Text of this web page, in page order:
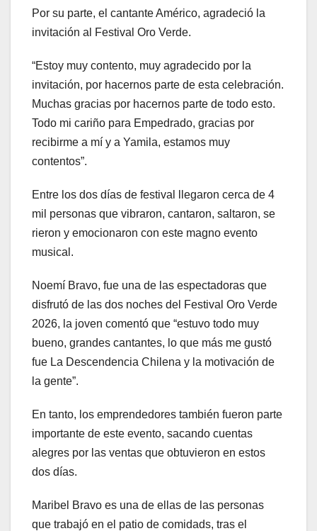
Por su parte, el cantante Américo, agradeció la
invitación al Festival Oro Verde.
“Estoy muy contento, muy agradecido por la
invitación, por hacernos parte de esta celebración.
Muchas gracias por hacernos parte de todo esto.
Todo mi cariño para Empedrado, gracias por
recibirme a mí y a Yamila, estamos muy
contentos”.
Entre los dos días de festival llegaron cerca de 4
mil personas que vibraron, cantaron, saltaron, se
rieron y emocionaron con este magno evento
musical.
Noemí Bravo, fue una de las espectadoras que
disfrutó de las dos noches del Festival Oro Verde
2026, la joven comentó que “estuvo todo muy
bueno, grandes cantantes, lo que más me gustó
fue La Descendencia Chilena y la motivación de
la gente”.
En tanto, los emprendedores también fueron parte
importante de este evento, sacando cuentas
alegres por las ventas que obtuvieron en estos
dos días.
Maribel Bravo es una de ellas de las personas
que trabajó en el patio de comidads, tras el